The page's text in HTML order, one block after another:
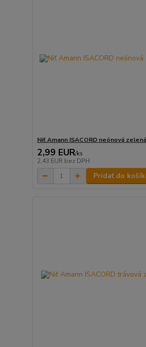
Niť Amann ISACORD neónová
2,99 EUR/ks
2,43 EUR bez DPH
Pridať do